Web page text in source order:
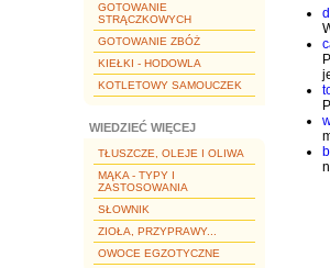
GOTOWANIE
STRĄCZKOWYCH
GOTOWANIE ZBÓŻ
KIEŁKI - HODOWLA
KOTLETOWY SAMOUCZEK
WIEDZIEĆ WIĘCEJ
TŁUSZCZE, OLEJE I OLIWA
MĄKA - TYPY I
ZASTOSOWANIA
SŁOWNIK
ZIOŁA, PRZYPRAWY...
OWOCE EGZOTYCZNE